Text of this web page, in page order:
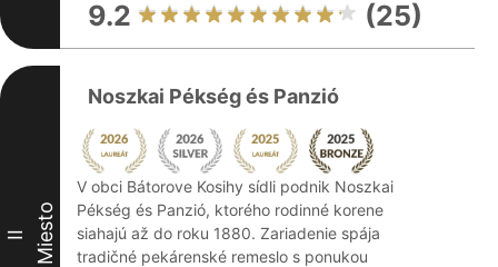
9.2 (25)
II Miesto
Noszkai Pékség és Panzió
V obci Bátorove Kosihy sídli podnik Noszkai
Pékség és Panzió, ktorého rodinné korene
siahajú až do roku 1880. Zariadenie spája
tradičné pekárenské remeslo s ponukou